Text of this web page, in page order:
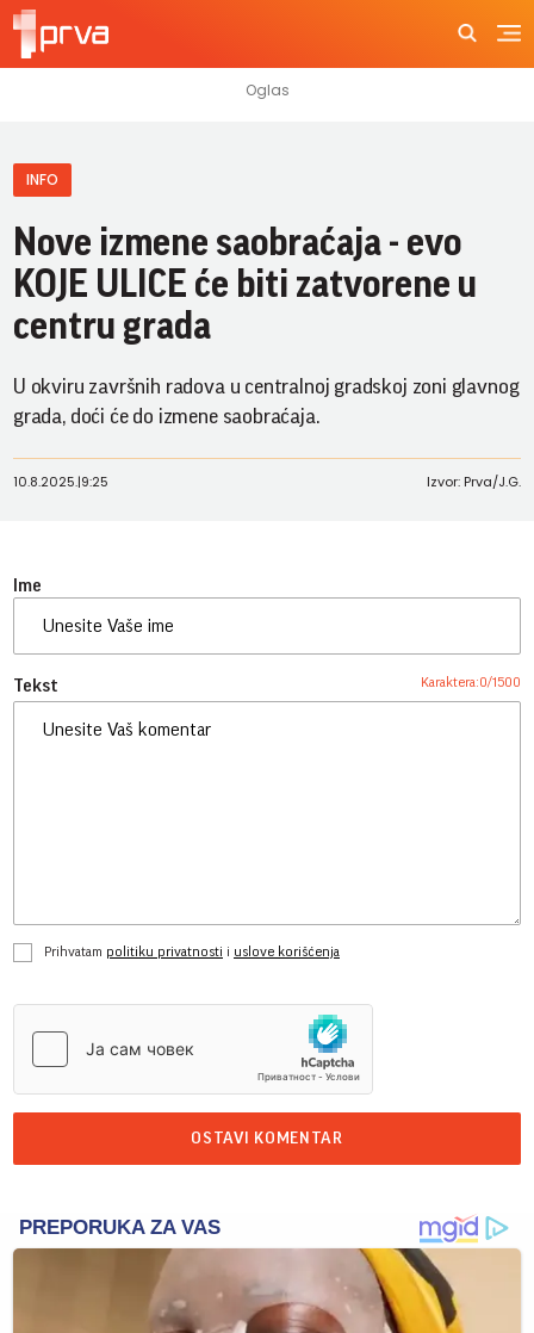
INFO
Nove izmene saobraćaja - evo
KOJE ULICE će biti zatvorene u
centru grada
U okviru završnih radova u centralnoj gradskoj zoni glavnog
grada, doći će do izmene saobraćaja.
10.8.2025.|9:25 Izvor: Prva/J.G.
Ime
Tekst Karaktera:0/1500
Prihvatam politiku privatnosti i uslove korišćenja
OSTAVI KOMENTAR